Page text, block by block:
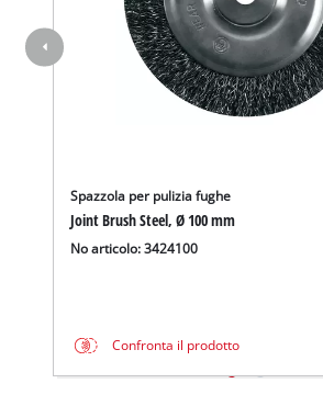
Spazzola per pulizia fughe
Joint Brush Steel, Ø 100 mm
No articolo: 3424100
Confronta il prodotto